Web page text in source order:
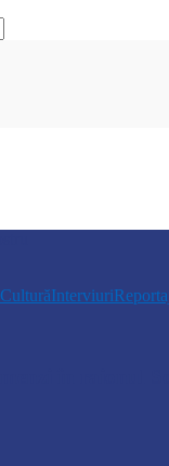
CulturăInterviuri